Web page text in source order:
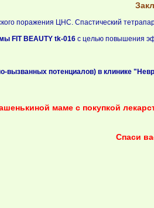
поражения ЦНС. Спастический
FIT BEAUTY tk-016 с целью повышения
вызванных потенциалов) в клинике
маме с покупкой
Спаси